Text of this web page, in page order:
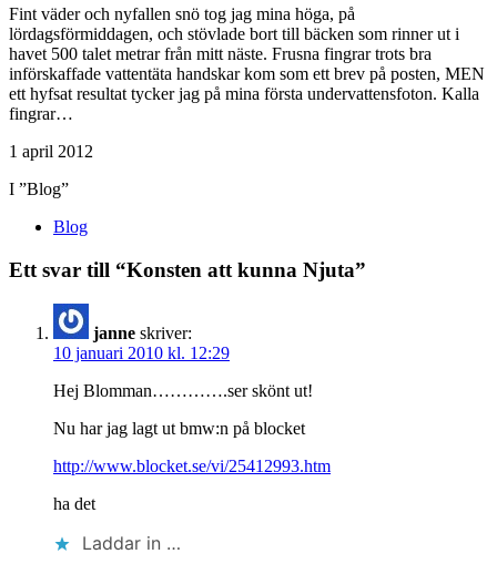
Fint väder och nyfallen snö tog jag mina höga, på
lördagsförmiddagen, och stövlade bort till bäcken som rinner ut i
havet 500 talet metrar från mitt näste. Frusna fingrar trots bra
införskaffade vattentäta handskar kom som ett brev på posten, MEN
ett hyfsat resultat tycker jag på mina första undervattensfoton. Kalla
fingrar…
1 april 2012
I ”Blog”
Blog
Ett svar till “Konsten att kunna Njuta”
janne skriver:
10 januari 2010 kl. 12:29
Hej Blomman………….ser skönt ut!
Nu har jag lagt ut bmw:n på blocket
http://www.blocket.se/vi/25412993.htm
ha det
Laddar in …